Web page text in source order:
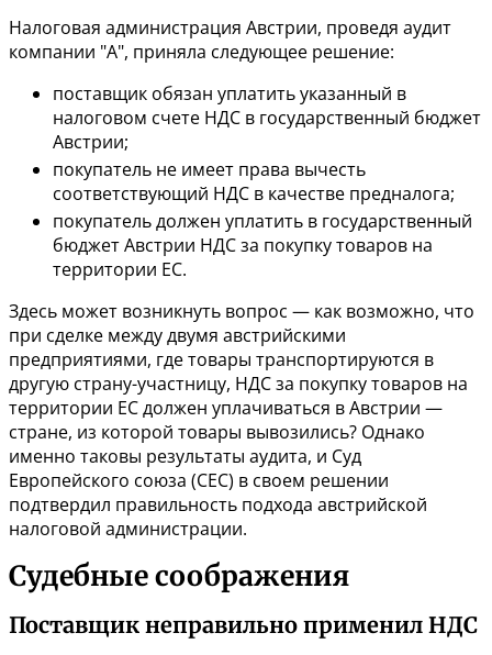
Налоговая администрация Австрии, проведя аудит
компании "А", приняла следующее решение:
поставщик обязан уплатить указанный в
налоговом счете НДС в государственный бюджет
Австрии;
покупатель не имеет права вычесть
соответствующий НДС в качестве предналога;
покупатель должен уплатить в государственный
бюджет Австрии НДС за покупку товаров на
территории ЕС.
Здесь может возникнуть вопрос — как возможно, что
при сделке между двумя австрийскими
предприятиями, где товары транспортируются в
другую страну-участницу, НДС за покупку товаров на
территории ЕС должен уплачиваться в Австрии —
стране, из которой товары вывозились? Однако
именно таковы результаты аудита, и Суд
Европейского союза (СЕС) в своем решении
подтвердил правильность подхода австрийской
налоговой администрации.
Судебные соображения
Поставщик неправильно применил НДС